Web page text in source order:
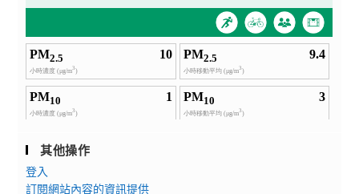
其他操作
登入
訂閱網站內容的資訊提供